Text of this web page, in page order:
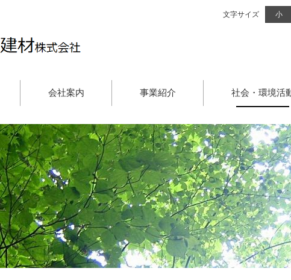
文字サイズ 小
会社案内 事業紹介 社会・環境活